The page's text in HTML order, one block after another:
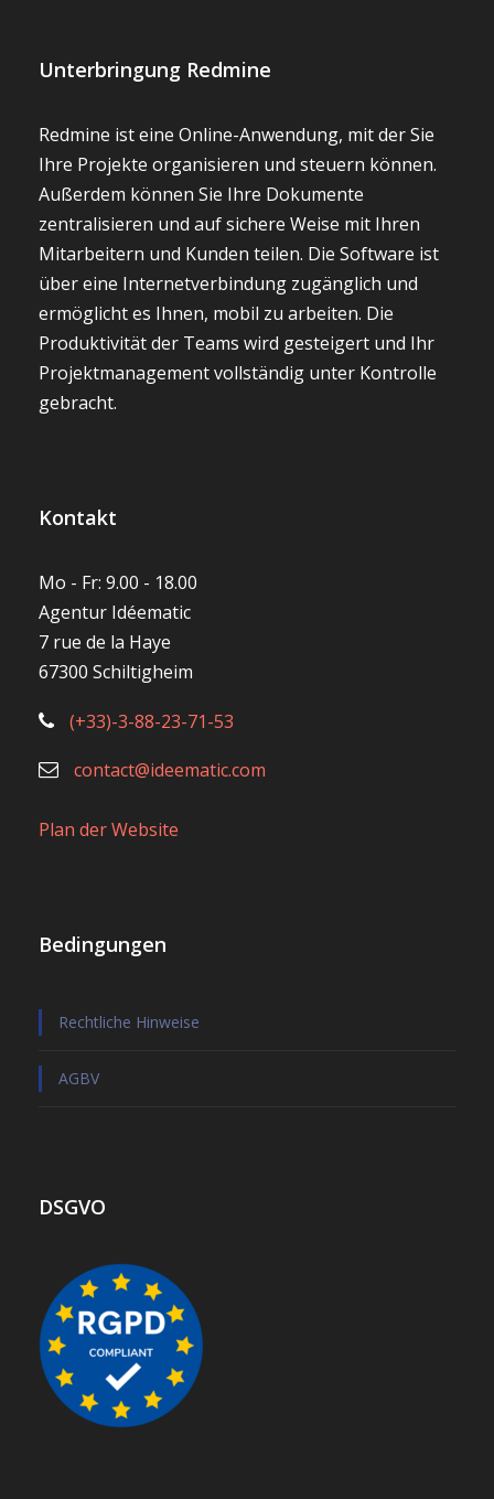
Unterbringung Redmine
Redmine ist eine Online-Anwendung, mit der Sie
Ihre Projekte organisieren und steuern können.
Außerdem können Sie Ihre Dokumente
zentralisieren und auf sichere Weise mit Ihren
Mitarbeitern und Kunden teilen. Die Software ist
über eine Internetverbindung zugänglich und
ermöglicht es Ihnen, mobil zu arbeiten. Die
Produktivität der Teams wird gesteigert und Ihr
Projektmanagement vollständig unter Kontrolle
gebracht.
Kontakt
Mo - Fr: 9.00 - 18.00
Agentur Idéematic
7 rue de la Haye
67300 Schiltigheim
(+33)-3-88-23-71-53
contact@ideematic.com
Plan der Website
Bedingungen
Rechtliche Hinweise
AGBV
DSGVO